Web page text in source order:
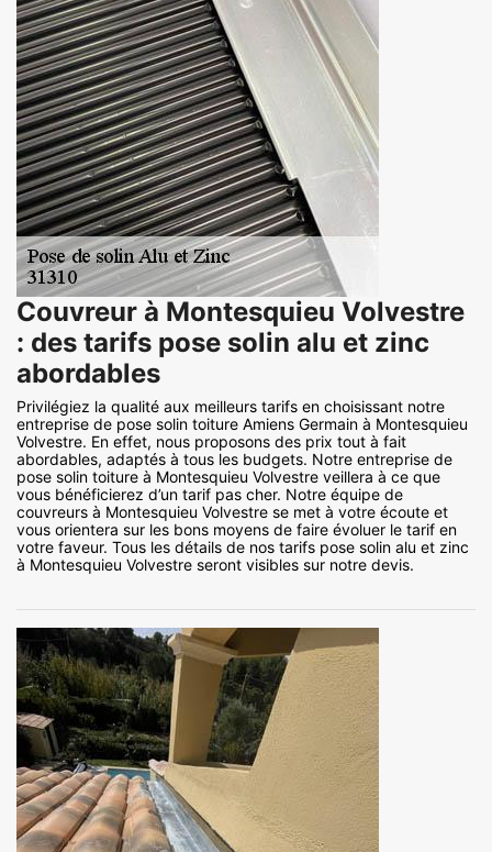
Couvreur à Montesquieu Volvestre
: des tarifs pose solin alu et zinc
abordables
Privilégiez la qualité aux meilleurs tarifs en choisissant notre
entreprise de pose solin toiture Amiens Germain à Montesquieu
Volvestre. En effet, nous proposons des prix tout à fait
abordables, adaptés à tous les budgets. Notre entreprise de
pose solin toiture à Montesquieu Volvestre veillera à ce que
vous bénéficierez d’un tarif pas cher. Notre équipe de
couvreurs à Montesquieu Volvestre se met à votre écoute et
vous orientera sur les bons moyens de faire évoluer le tarif en
votre faveur. Tous les détails de nos tarifs pose solin alu et zinc
à Montesquieu Volvestre seront visibles sur notre devis.